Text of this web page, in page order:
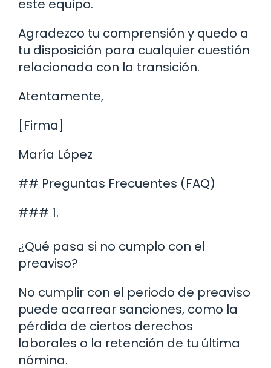
este equipo.
Agradezco tu comprensión y quedo a
tu disposición para cualquier cuestión
relacionada con la transición.
Atentamente,
[Firma]
María López
## Preguntas Frecuentes (FAQ)
### 1.
¿Qué pasa si no cumplo con el
preaviso?
No cumplir con el periodo de preaviso
puede acarrear sanciones, como la
pérdida de ciertos derechos
laborales o la retención de tu última
nómina.